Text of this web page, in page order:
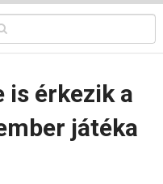
is érkezik a
játéka